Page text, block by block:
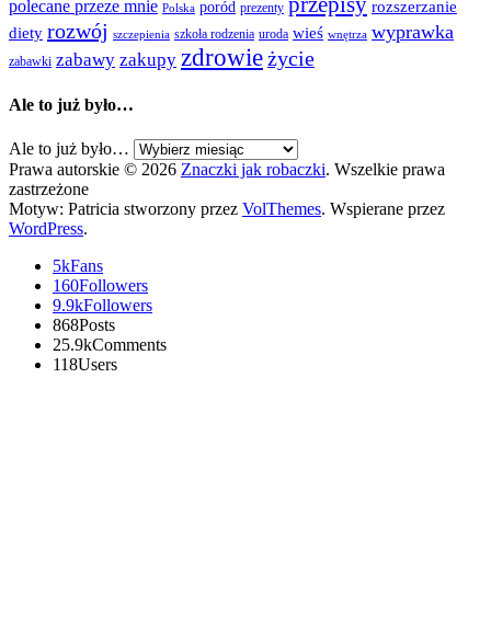
polecane przeze mnie Polska poród prezenty
rozszerzanie
diety rozwój szczepienia szkoła rodzenia uroda wieś wnętrza wyprawka
zabawki zabawy zakupy zdrowieżycie
Ale to już było…
Ale to już było…
Prawa autorskie © 2026 Znaczki jak robaczki. Wszelkie prawa
zastrzeżone
Motyw: Patricia stworzony przez VolThemes. Wspierane przez
WordPress.
5kFans
160Followers
9.9kFollowers
868Posts
25.9kComments
118Users